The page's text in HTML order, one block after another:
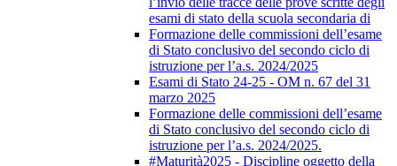
esami di stato della scuola secondaria di
Formazione delle commissioni dell’esame
di Stato conclusivo del secondo ciclo di
istruzione per l’a.s. 2024/2025
Esami di Stato 24-25 - OM n. 67 del 31
marzo 2025
Formazione delle commissioni dell’esame
di Stato conclusivo del secondo ciclo di
istruzione per l’a.s. 2024/2025.
#Maturità2025 - Discipline oggetto della